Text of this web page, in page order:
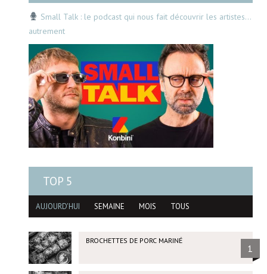
Small Talk : le podcast qui nous fait découvrir les artistes…
autrement
TOP 5
AUJOURD'HUI SEMAINE MOIS TOUS
BROCHETTES DE PORC MARINÉ
1